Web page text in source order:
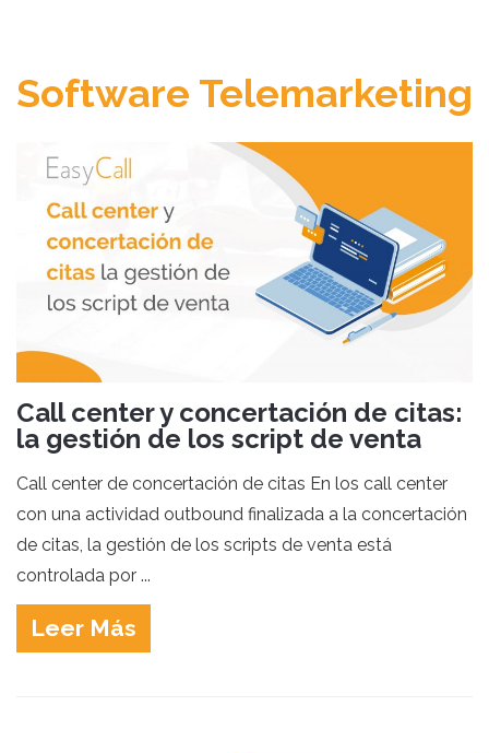
Software Telemarketing
Call center y concertación de citas:
la gestión de los script de venta
Call center de concertación de citas En los call center
con una actividad outbound finalizada a la concertación
de citas, la gestión de los scripts de venta está
controlada por ...
Leer Más